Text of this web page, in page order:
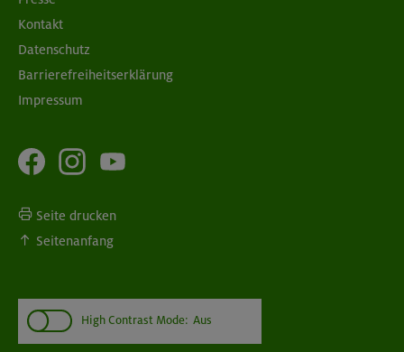
Kontakt
Datenschutz
Barrierefreiheitserklärung
Impressum
Seite drucken
Seitenanfang
High Contrast Mode: Aus